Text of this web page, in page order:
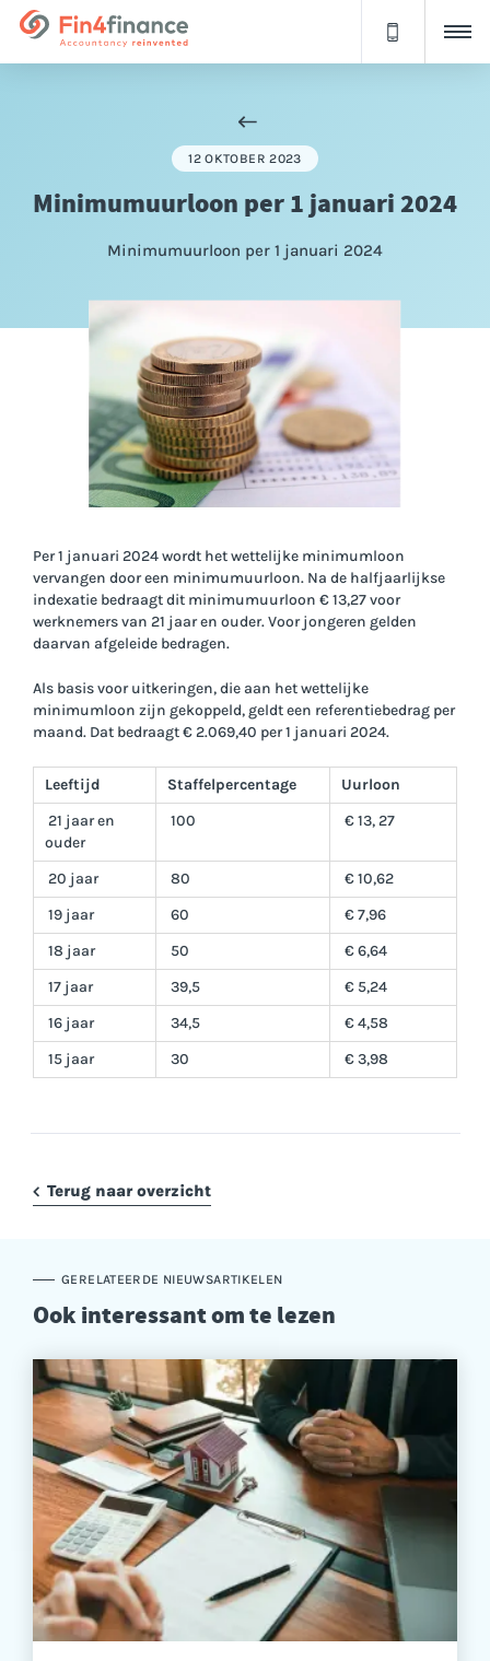
12 OKTOBER 2023
Minimumuurloon per 1 januari 2024
Minimumuurloon per 1 januari 2024
Per 1 januari 2024 wordt het wettelijke minimumloon
vervangen door een minimumuurloon. Na de halfjaarlijkse
indexatie bedraagt dit minimumuurloon € 13,27 voor
werknemers van 21 jaar en ouder. Voor jongeren gelden
daarvan afgeleide bedragen.
Als basis voor uitkeringen, die aan het wettelijke
minimumloon zijn gekoppeld, geldt een referentiebedrag per
maand. Dat bedraagt € 2.069,40 per 1 januari 2024.
Leeftijd Staffelpercentage
Uurloon
21 jaar en
ouder
100 € 13, 27
20 jaar 80
€ 10,62
19 jaar
60
€ 7,96
18 jaar
50
€ 6,64
17 jaar
39,5
€ 5,24
16 jaar
34,5
€ 4,58
15 jaar
30 € 3,98
Terug naar overzicht
GERELATEERDE NIEUWSARTIKELEN
Ook interessant om te lezen